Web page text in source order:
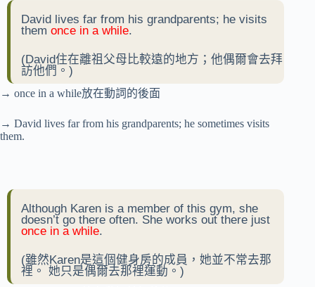
David lives far from his grandparents; he visits
them once in a while.
(David住在離祖父母比較遠的地方；他偶爾會去拜
訪他們。)
→ once in a while放在動詞的後面
→ David lives far from his grandparents; he sometimes visits
them.
Although Karen is a member of this gym, she
doesn’t go there often. She works out there just
once in a while.
(雖然Karen是這個健身房的成員，她並不常去那
裡。 她只是偶爾去那裡運動。)